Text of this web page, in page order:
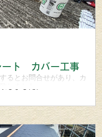
ト カバー工事
るとお問合せがあり、カ
波型の形状をしたスレー
す。